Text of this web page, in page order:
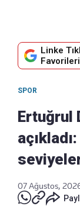
Linke
SPOR
Ertuğrul
07 Ağustos,